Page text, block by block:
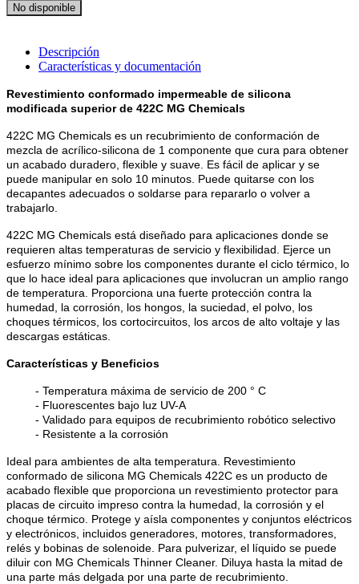
No disponible
Descripción
Características y documentación
Revestimiento conformado impermeable de silicona
modificada superior de 422C MG Chemicals
422C MG Chemicals es un recubrimiento de conformación de
mezcla de acrílico-silicona de 1 componente que cura para obtener
un acabado duradero, flexible y suave. Es fácil de aplicar y se
puede manipular en solo 10 minutos. Puede quitarse con los
decapantes adecuados o soldarse para repararlo o volver a
trabajarlo.
422C MG Chemicals está diseñado para aplicaciones donde se
requieren altas temperaturas de servicio y flexibilidad. Ejerce un
esfuerzo mínimo sobre los componentes durante el ciclo térmico, lo
que lo hace ideal para aplicaciones que involucran un amplio rango
de temperatura. Proporciona una fuerte protección contra la
humedad, la corrosión, los hongos, la suciedad, el polvo, los
choques térmicos, los cortocircuitos, los arcos de alto voltaje y las
descargas estáticas.
Características y Beneficios
- Temperatura máxima de servicio de 200 ° C
- Fluorescentes bajo luz UV-A
- Validado para equipos de recubrimiento robótico selectivo
- Resistente a la corrosión
Ideal para ambientes de alta temperatura. Revestimiento
conformado de silicona MG Chemicals 422C es un producto de
acabado flexible que proporciona un revestimiento protector para
placas de circuito impreso contra la humedad, la corrosión y el
choque térmico. Protege y aísla componentes y conjuntos eléctricos
y electrónicos, incluidos generadores, motores, transformadores,
relés y bobinas de solenoide. Para pulverizar, el líquido se puede
diluir con MG Chemicals Thinner Cleaner. Diluya hasta la mitad de
una parte más delgada por una parte de recubrimiento.